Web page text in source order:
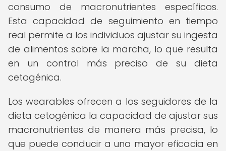
consumo de macronutrientes específicos.
Esta capacidad de seguimiento en tiempo
real permite a los individuos ajustar su ingesta
de alimentos sobre la marcha, lo que resulta
en un control más preciso de su dieta
cetogénica.
Los wearables ofrecen a los seguidores de la
dieta cetogénica la capacidad de ajustar sus
macronutrientes de manera más precisa, lo
que puede conducir a una mayor eficacia en